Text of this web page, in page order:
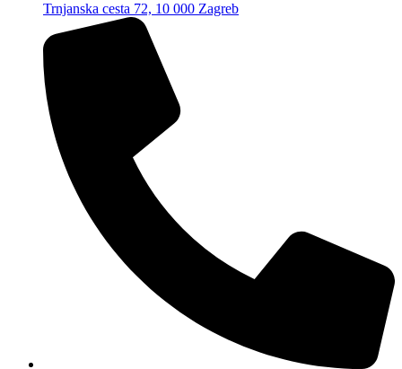
Trnjanska cesta 72, 10 000 Zagreb